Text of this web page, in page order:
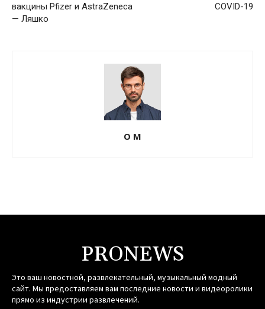
вакцины Pfizer и AstraZeneca
— Ляшко
COVID-19
О М
PRONEWS
Это ваш новостной, развлекательный, музыкальный модный
сайт. Мы предоставляем вам последние новости и видеоролики
прямо из индустрии развлечений.